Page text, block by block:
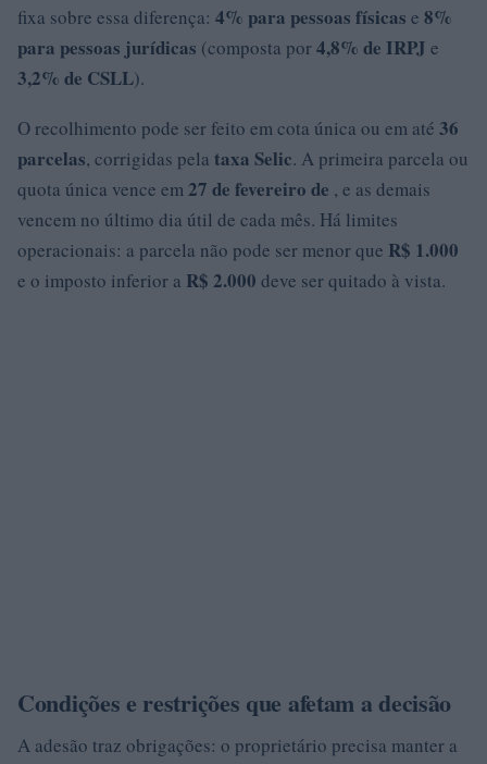
fixa sobre essa diferença: 4% para pessoas físicas e 8%
para pessoas jurídicas (composta por4,8% de IRPJ e
3,2% de CSLL).
O recolhimento pode ser feito em cota única ou em até 36
parcelas, corrigidas pela taxa Selic. A primeira parcela ou
quota única vence em27 de fevereiro de , e as demais
vencem no último dia útil de cada mês. Há limites
operacionais: a parcela não pode ser menor que R$ 1.000
e o imposto inferior a R$ 2.000 deve ser quitado à vista.
Condições e restrições que afetam a decisão
A adesão traz obrigações: o proprietário precisa manter a